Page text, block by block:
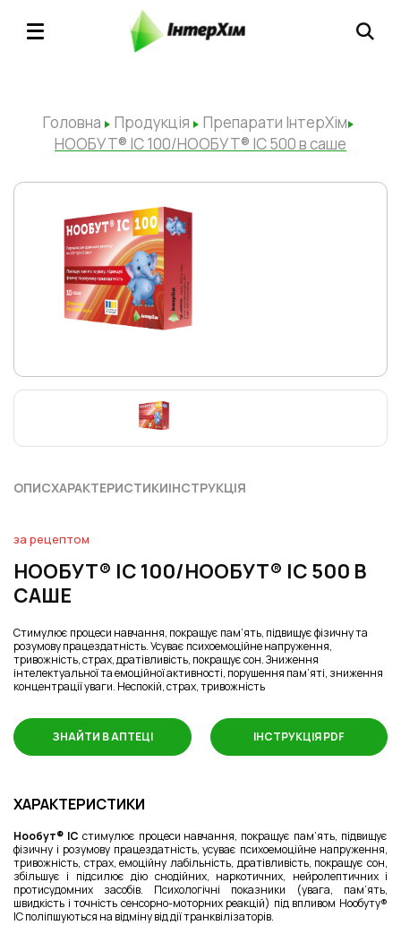
Головна Продукція
Препарати ІнтерХім
НООБУТ® ІС 100/НООБУТ® ІС 500 в саше
ОПИСХАРАКТЕРИСТИКИІНСТРУКЦІЯ
за рецептом
НООБУТ® ІС 100/НООБУТ® ІС 500 В
САШЕ
Стимулює процеси навчання, покращує пам’ять, підвищує фізичну та
розумову працездатність. Усуває психоемоційне напруження,
тривожність, страх, дратівливість, покращує сон. Зниження
інтелектуальної та емоційної активності, порушення пам’яті, зниження
концентрації уваги. Неспокій, страх, тривожність
ЗНАЙТИ В АПТЕЦІ ІНСТРУКЦІЯ PDF
ХАРАКТЕРИСТИКИ
Нообут® IC стимулює процеси навчання, покращує пам’ять, підвищує
фізичну і розумову працездатність, усуває психоемоційне напруження,
тривожність, страх, емоційну лабільність, дратівливість, покращує сон,
збільшує і підсилює дію снодійних, наркотичних, нейролептичних і
протисудомних засобів. Психологічні показники (увага, пам’ять,
швидкість і точність сенсорно-моторних реакцій) під впливом Нообуту®
IC поліпшуються на відміну від дії транквілізаторів.